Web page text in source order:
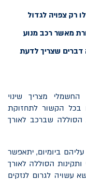
רק צפויה לגדול
מאשר רכב מנוע
דברים שצריך לדעת
מצריך שינוי
בכל הקשור לתחזוקת
הסוללה שברכב לאורך
ביומיום, יתאפשר
הסוללה לאורך
עשויה לגרום לנזקים